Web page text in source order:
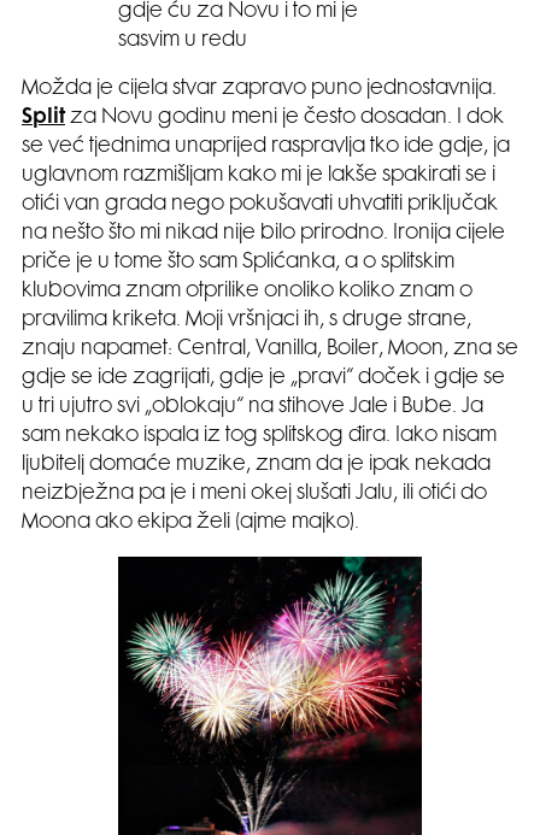
gdje ću za Novu i to mi je
sasvim u redu
Možda je cijela stvar zapravo puno jednostavnija.
Splitza Novu godinu meni je često dosadan. I dok
se već tjednima unaprijed raspravlja tko ide gdje, ja
uglavnom razmišljam kako mi je lakše spakirati se i
otići van grada nego pokušavati uhvatiti priključak
na nešto što mi nikad nije bilo prirodno. Ironija cijele
priče je u tome što sam Splićanka, a o splitskim
klubovima znam otprilike onoliko koliko znam o
pravilima kriketa. Moji vršnjaci ih, s druge strane,
znaju napamet: Central, Vanilla, Boiler, Moon, zna se
gdje se ide zagrijati, gdje je „pravi“ doček i gdje se
u tri ujutro svi „oblokaju“ na stihove Jale i Bube. Ja
sam nekako ispala iz tog splitskog đira. Iako nisam
ljubitelj domaće muzike, znam da je ipak nekada
neizbježna pa je i meni okej slušati Jalu, ili otići do
Moona ako ekipa želi (ajme majko).